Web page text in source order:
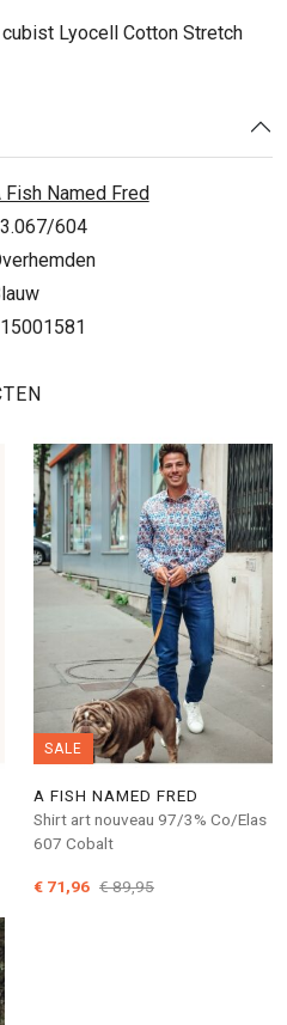
Lyocell Cotton Stretch
Fish Named Fred
604
SALE
A FISH NAMED FRED
Shirt art nouveau 97/3% Co/Elas
607 Cobalt
€ 71,96 € 89,95